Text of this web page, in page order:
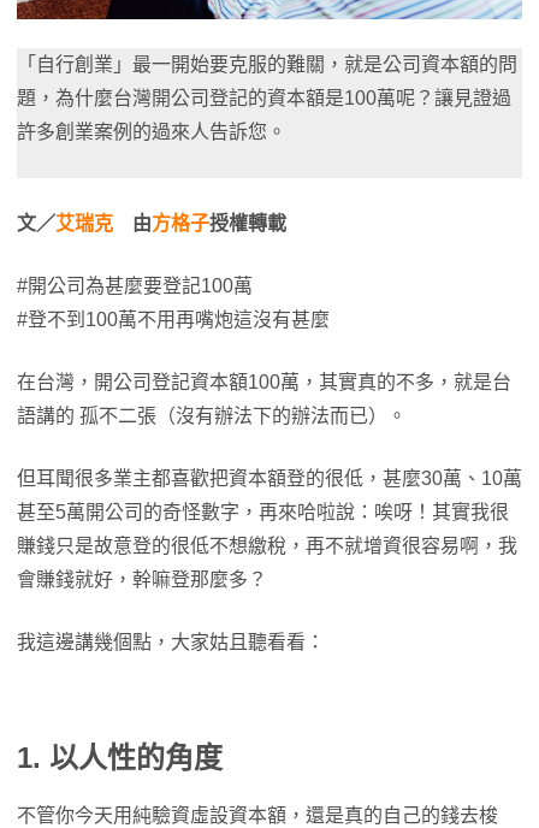
「自行創業」最一開始要克服的難關，就是公司資本額的問
題，為什麼台灣開公司登記的資本額是100萬呢？讓見證過
許多創業案例的過來人告訴您。
文／艾瑞克 由方格子授權轉載
#開公司為甚麼要登記100萬
#登不到100萬不用再嘴炮這沒有甚麼
在台灣，開公司登記資本額100萬，其實真的不多，就是台
語講的 孤不二張（沒有辦法下的辦法而已）。
但耳聞很多業主都喜歡把資本額登的很低，甚麼30萬、10萬
甚至5萬開公司的奇怪數字，再來哈啦說：唉呀！其實我很
賺錢只是故意登的很低不想繳稅，再不就增資很容易啊，我
會賺錢就好，幹嘛登那麼多？
我這邊講幾個點，大家姑且聽看看：
1. 以人性的角度
不管你今天用純驗資虛設資本額，還是真的自己的錢去梭